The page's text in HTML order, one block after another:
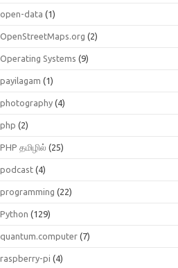
open-data (1)
OpenStreetMaps.org (2)
Operating Systems (9)
payilagam (1)
photography (4)
php (2)
PHP தமிழில் (25)
podcast (4)
programming (22)
Python (129)
quantum.computer (7)
raspberry-pi (4)